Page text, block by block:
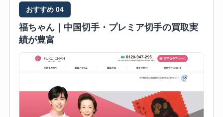
おすすめ 04
福ちゃん｜中国切手・プレミア切手の買取実
績が豊富